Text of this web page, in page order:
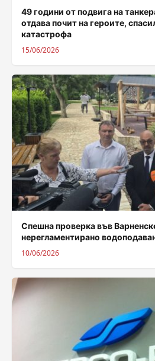
49 години от подвига на
отдава почит на героите,
катастрофа
15/06/2026
Спешна проверка във
нерегламентирано
10/06/2026